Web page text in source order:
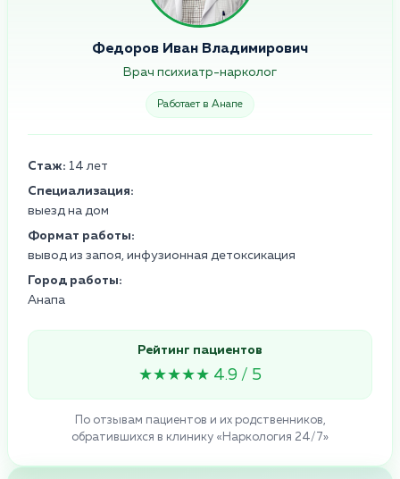
Федоров Иван Владимирович
Врач психиатр-нарколог
Работает в Анапе
Стаж: 14 лет
Специализация:
выезд на дом
Формат работы:
вывод из запоя, инфузионная детоксикация
Город работы:
Анапа
Рейтинг пациентов
★★★★★ 4.9 / 5
По отзывам пациентов и их родственников,
обратившихся в клинику «Наркология 24/7»